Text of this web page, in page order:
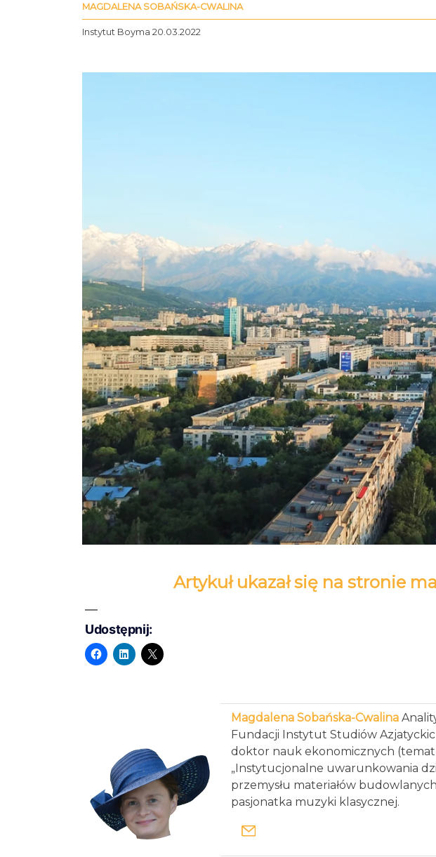
MAGDALENA SOBAŃSKA-CWALINA
Instytut Boyma 20.03.2022
Artykuł ukazał się na stronie
Udostępnij:
Magdalena Sobańska-Cwalina
Fundacji Instytut Studiów
doktor nauk ekonomicznych
„Instytucjonalne uwarunkowania
przemysłu materiałów
pasjonatka muzyki klasycznej.